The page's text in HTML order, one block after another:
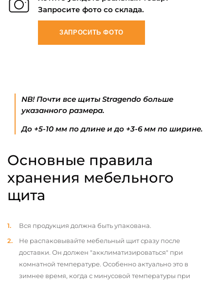
Запросите фото со склада.
ЗАПРОСИТЬ ФОТО
NB! Почти все щиты Stragendo больше
указанного размера.
До +5-10 мм по длине и до +3-6 мм по ширине.
Основные правила
хранения мебельного
щита
Вся продукция должна быть упакована.
Не распаковывайте мебельный щит сразу после
доставки. Он должен "акклиматизироваться" при
комнатной температуре. Особенно актуально это в
зимнее время, когда с минусовой температуры при